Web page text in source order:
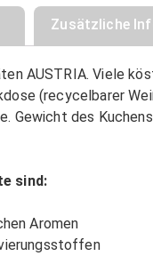
Zusätzliche
AUSTRIA. Viele
(recycelbarer
Gewicht des
sind:
Aromen